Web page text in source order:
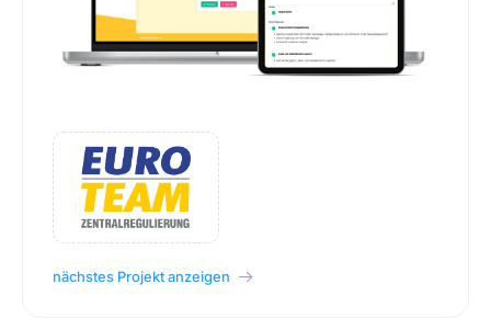
nächstes Projekt anzeigen